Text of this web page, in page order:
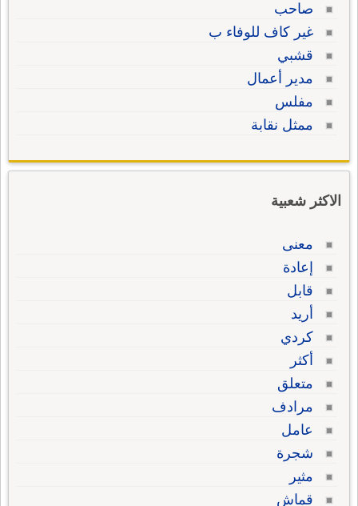
صاحب
غير كاف للوفاء ب
قشبي
مدير أعمال
مفلس
ممثل نقابة
الاكثر شعبية
معنى
إعادة
قابل
أريد
كردي
أكثر
متعلق
مرادف
عامل
شجرة
مثير
قماش